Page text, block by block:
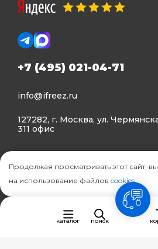
+7 (495) 021-04-71
info@ifreez.ru
127282, г. Москва, ул.
311 офис
Политика
Политика использования
© Ifreez - продажа и установка
каталог поиск
связь
Продолжая просматривать этот сайт,
на использование файлов cookies.